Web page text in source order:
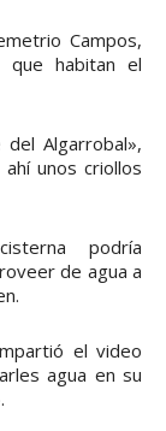
Campos,
que habitan el
Algarrobal»,
unos criollos
podría
de agua a
el video
agua en su